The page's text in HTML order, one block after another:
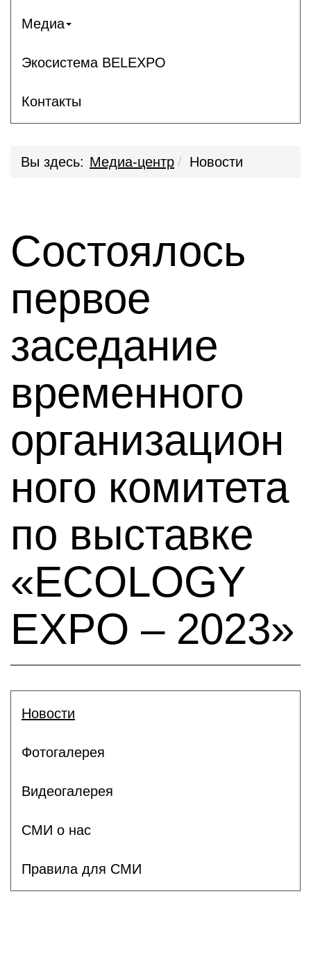
Медиа
Экосистема BELEXPO
Контакты
Вы здесь: Медиа-центр Новости
Состоялось
первое
заседание
временного
организацион
ного комитета
по выставке
«ECOLOGY
EXPO – 2023»
Новости
Фотогалерея
Видеогалерея
СМИ о нас
Правила для СМИ